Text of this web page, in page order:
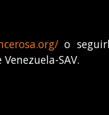
o
SAV.